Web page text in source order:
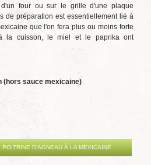
four ou sur le grille d'une plaque
de préparation est essentiellement lié à
que l'on fera plus ou moins forte
la cuisson, le miel et le paprika ont
(hors sauce mexicaine)
POITRINE D'AGNEAU À LA MEXICAINE